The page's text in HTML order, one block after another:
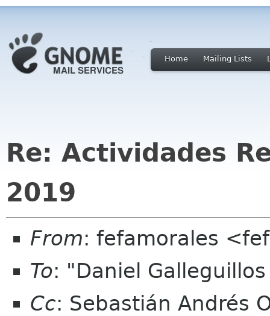
Home Mailing Lists
Re: Actividades
2019
From: fefamorales
To: "Daniel
Cc: Sebastián Andrés